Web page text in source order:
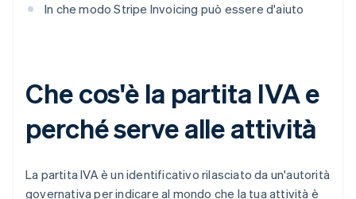
In che modo Stripe Invoicing può essere d'aiuto
Che cos'è la partita IVA e
perché serve alle attività
La partita IVA è un identificativo rilasciato da un'autorità
governativa per indicare al mondo che la tua attività è